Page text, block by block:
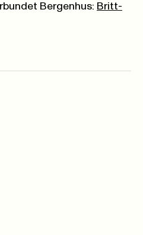
Bergenhus: Britt-